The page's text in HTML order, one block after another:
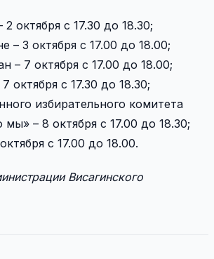
октября с 17.30 до 18.30;
– 3 октября с 17.00 до 18.00;
– 7 октября с 17.00 до 18.00;
октября с 17.30 до 18.30;
избирательного комитета
мы» – 8 октября с 17.00 до 18.30;
с 17.00 до 18.00.
Висагинского